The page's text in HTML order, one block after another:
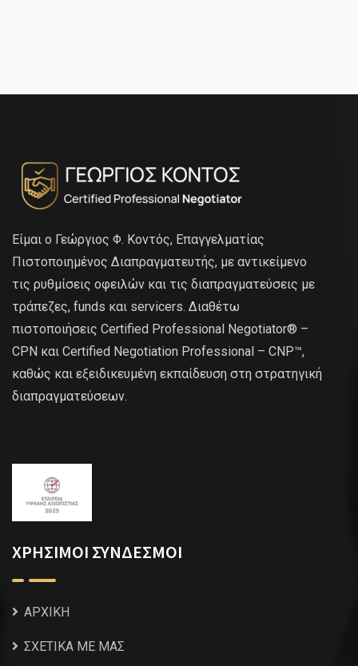
Είμαι ο Γεώργιος Φ. Κοντός, Επαγγελματίας
Πιστοποιημένος Διαπραγματευτής, με αντικείμενο
τις ρυθμίσεις οφειλών και τις διαπραγματεύσεις με
τράπεζες, funds και servicers. Διαθέτω
πιστοποιήσεις Certified Professional Negotiator® –
CPN και Certified Negotiation Professional – CNP™,
καθώς και εξειδικευμένη εκπαίδευση στη στρατηγική
διαπραγματεύσεων.
ΧΡΗΣΙΜΟΙ ΣΥΝΔΕΣΜΟΙ
ΑΡΧΙΚΗ
ΣΧΕΤΙΚΑ ΜΕ ΜΑΣ